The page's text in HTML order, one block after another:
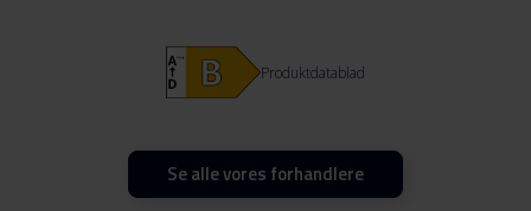
Produktdatablad
Se alle vores forhandlere